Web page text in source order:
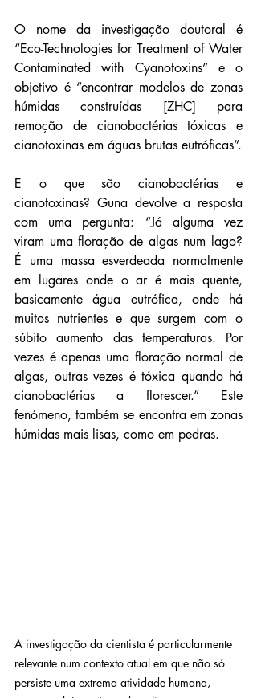
O nome da investigação doutoral é
“Eco-Technologies for Treatment of Water
Contaminated with Cyanotoxins” e o
objetivo é “encontrar modelos de zonas
húmidas construídas [ZHC] para
remoção de cianobactérias tóxicas e
cianotoxinas em águas brutas eutróficas”.
E o que são cianobactérias e
cianotoxinas? Guna devolve a resposta
com uma pergunta: “Já alguma vez
viram uma floração de algas num lago?
É uma massa esverdeada normalmente
em lugares onde o ar é mais quente,
basicamente água eutrófica, onde há
muitos nutrientes e que surgem com o
súbito aumento das temperaturas. Por
vezes é apenas uma floração normal de
algas, outras vezes é tóxica quando há
cianobactérias a florescer.” Este
fenómeno, também se encontra em zonas
húmidas mais lisas, como em pedras.
A investigação da cientista é particularmente
relevante num contexto atual em que não só
persiste uma extrema atividade humana,